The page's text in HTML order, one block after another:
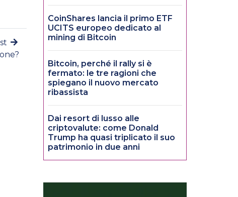
CoinShares lancia il primo ETF
UCITS europeo dedicato al
mining di Bitcoin
Bitcoin, perché il rally si è
fermato: le tre ragioni che
spiegano il nuovo mercato
ribassista
Dai resort di lusso alle
criptovalute: come Donald
Trump ha quasi triplicato il suo
patrimonio in due anni